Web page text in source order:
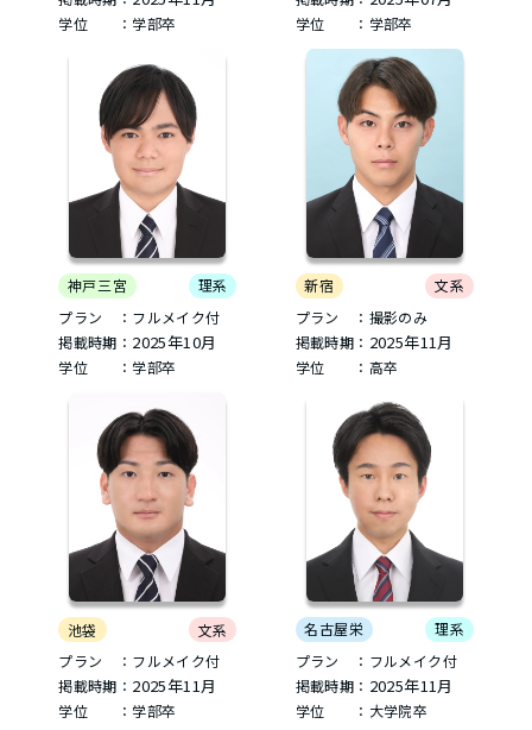
学位 ：学部卒 学位 ：学部卒
神戸三宮
理系
プラン ：フルメイク付
掲載時期： 2025年10月
学位 ：学部卒
新宿
文系
プラン ：撮影のみ
掲載時期： 2025年11月
学位 ：高卒
池袋
文系
プラン ：フルメイク付
掲載時期： 2025年11月
学位 ：学部卒
名古屋栄
理系
プラン ：フルメイク付
掲載時期： 2025年11月
学位 ：大学院卒